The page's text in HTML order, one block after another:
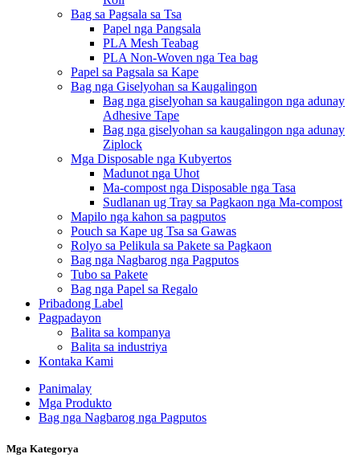
Bag sa Pagsala sa Tsa
Papel nga Pangsala
PLA Mesh Teabag
PLA Non-Woven nga Tea bag
Papel sa Pagsala sa Kape
Bag nga Giselyohan sa Kaugalingon
Bag nga giselyohan sa kaugalingon nga adunay
Adhesive Tape
Bag nga giselyohan sa kaugalingon nga adunay
Ziplock
Mga Disposable nga Kubyertos
Madunot nga Uhot
Ma-compost nga Disposable nga Tasa
Sudlanan ug Tray sa Pagkaon nga Ma-compost
Mapilo nga kahon sa pagputos
Pouch sa Kape ug Tsa sa Gawas
Rolyo sa Pelikula sa Pakete sa Pagkaon
Bag nga Nagbarog nga Pagputos
Tubo sa Pakete
Bag nga Papel sa Regalo
Pribadong Label
Pagpadayon
Balita sa kompanya
Balita sa industriya
Kontaka Kami
Panimalay
Mga Produkto
Bag nga Nagbarog nga Pagputos
Mga Kategorya